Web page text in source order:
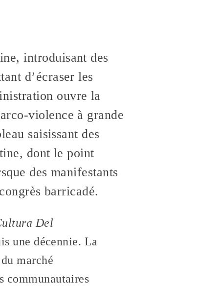
introduisant des
d’écraser les
ouvre la
violence à grande
saisissant des
dont le point
des manifestants
barricadé.
Del
une décennie. La
marché
communautaires